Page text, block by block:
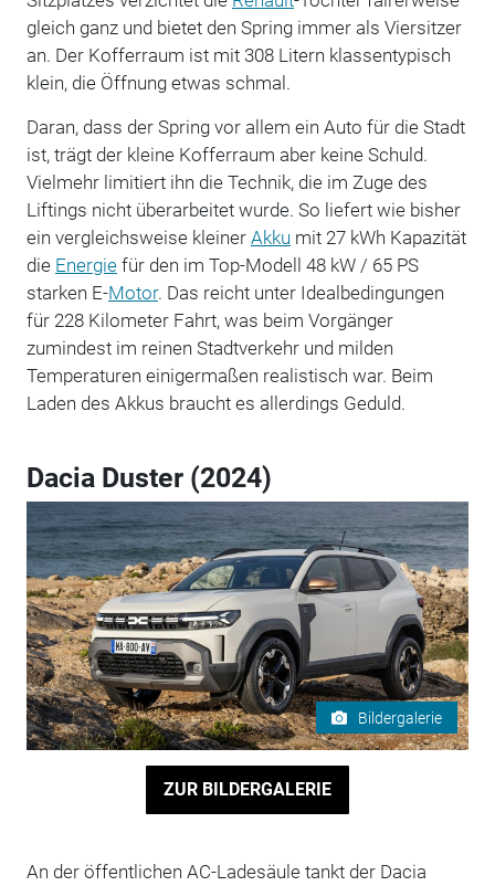
gleich ganz und bietet den Spring immer als Viersitzer
an. Der Kofferraum ist mit 308 Litern klassentypisch
klein, die Öffnung etwas schmal.
Daran, dass der Spring vor allem ein Auto für die Stadt
ist, trägt der kleine Kofferraum aber keine Schuld.
Vielmehr limitiert ihn die Technik, die im Zuge des
Liftings nicht überarbeitet wurde. So liefert wie bisher
ein vergleichsweise kleiner Akku mit 27 kWh Kapazität
die Energiefür den im Top-Modell 48 kW / 65 PS
starken E-Motor. Das reicht unter Idealbedingungen
für 228 Kilometer Fahrt, was beim Vorgänger
zumindest im reinen Stadtverkehr und milden
Temperaturen einigermaßen realistisch war. Beim
Laden des Akkus braucht es allerdings Geduld.
Dacia Duster (2024)
Bildergalerie
ZUR BILDERGALERIE
An der öffentlichen AC-Ladesäule tankt der Dacia